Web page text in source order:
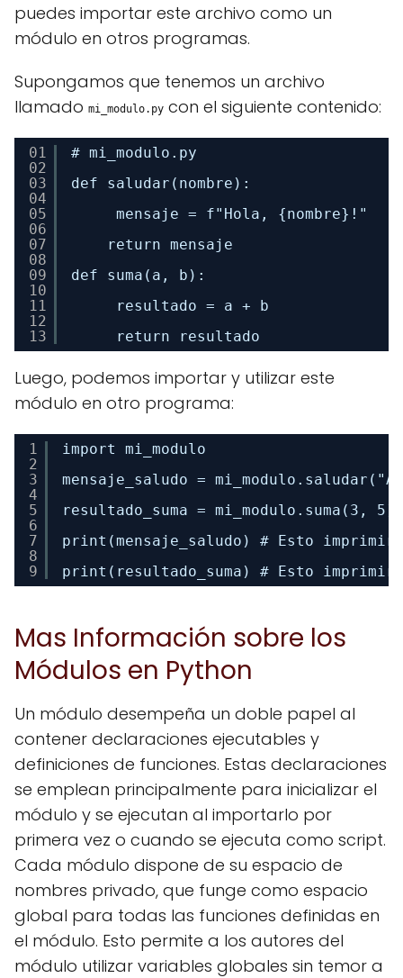
puedes importar este archivo como un
módulo en otros programas.
Supongamos que tenemos un archivo
llamado mi_modulo.py con el siguiente contenido:
01
02
03
04
05
06
07
08
09
10
11
12
13
# mi_modulo.py
def saludar(nombre):
mensaje = f"Hola, {nombre}!"
return mensaje
def suma(a, b):
resultado = a + b
return resultado
Luego, podemos importar y utilizar este
módulo en otro programa:
1
2
3
4
5
6
7
8
9
import mi_modulo
mensaje_saludo =
resultado_suma = mi_modulo.suma(3, 5)
print(mensaje_saludo) # Esto
print(resultado_suma) # Esto
Mas Información sobre los
Módulos en Python
Un módulo desempeña un doble papel al
contener declaraciones ejecutables y
definiciones de funciones. Estas declaraciones
se emplean principalmente para inicializar el
módulo y se ejecutan al importarlo por
primera vez o cuando se ejecuta como script.
Cada módulo dispone de su espacio de
nombres privado, que funge como espacio
global para todas las funciones definidas en
el módulo. Esto permite a los autores del
módulo utilizar variables globales sin temor a